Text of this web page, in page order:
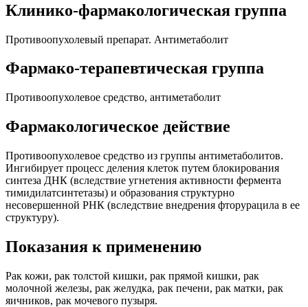
Клинико-фармакологическая группа
Противоопухолевый препарат. Антиметаболит
Фармако-терапевтическая группа
Противоопухолевое средство, антиметаболит
Фармакологическое действие
Противоопухолевое средство из группы антиметаболитов.
Ингибирует процесс деления клеток путем блокирования
синтеза ДНК (вследствие угнетения активности фермента
тимидилатсинтетазы) и образования структурно
несовершенной РНК (вследствие внедрения фторурацила в ее
структуру).
Показания к применению
Рак кожи, рак толстой кишки, рак прямой кишки, рак
молочной железы, рак желудка, рак печени, рак матки, рак
яичников, рак мочевого пузыря.